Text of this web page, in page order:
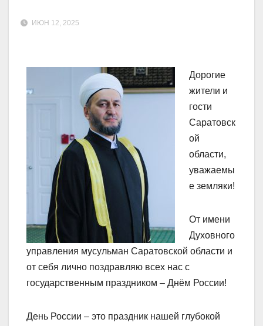
ИЮН 12, 2025
Дорогие
жители и
гости
Саратовск
ой
области,
уважаемы
е земляки!
От имени
Духовного
управления мусульман Саратовской области и
от себя лично поздравляю всех нас с
государственным праздником – Днём России!
День России – это праздник нашей глубокой